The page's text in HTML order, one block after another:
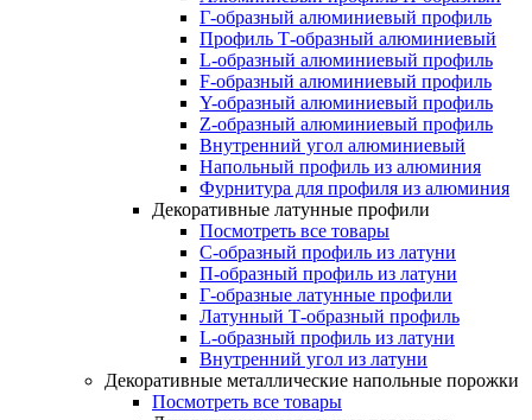
Г-образный алюминиевый профиль
Профиль Т-образный алюминиевый
L-образный алюминиевый профиль
F-образный алюминиевый профиль
Y-образный алюминиевый профиль
Z-образный алюминиевый профиль
Внутренний угол алюминиевый
Напольный профиль из алюминия
Фурнитура для профиля из алюминия
Декоративные латунные профили
Посмотреть все товары
C-образный профиль из латуни
П-образный профиль из латуни
Г-образные латунные профили
Латунный Т-образный профиль
L-образный профиль из латуни
Внутренний угол из латуни
Декоративные металлические напольные порожки
Посмотреть все товары